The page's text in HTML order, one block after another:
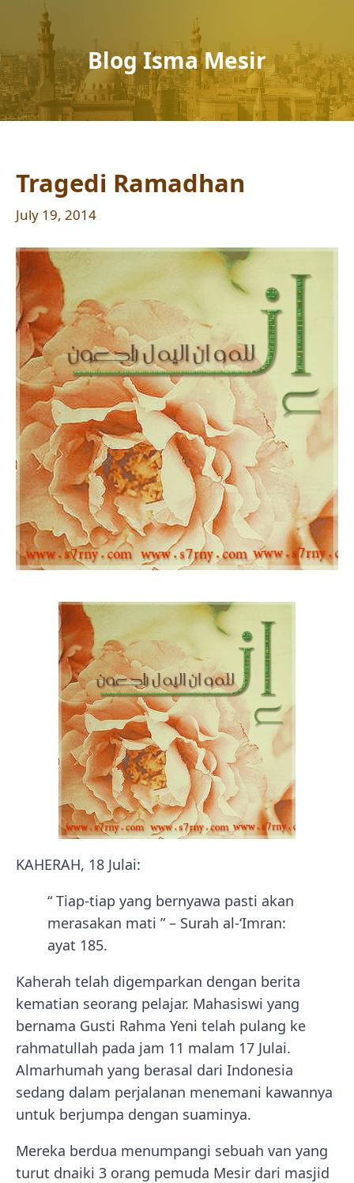
Blog Isma Mesir
Tragedi Ramadhan
July 19, 2014
KAHERAH, 18 Julai:
“ Tiap-tiap yang bernyawa pasti akan
merasakan mati ” – Surah al-‘Imran:
ayat 185.
Kaherah telah digemparkan dengan berita
kematian seorang pelajar. Mahasiswi yang
bernama Gusti Rahma Yeni telah pulang ke
rahmatullah pada jam 11 malam 17 Julai.
Almarhumah yang berasal dari Indonesia
sedang dalam perjalanan menemani kawannya
untuk berjumpa dengan suaminya.
Mereka berdua menumpangi sebuah van yang
turut dnaiki 3 orang pemuda Mesir dari masjid